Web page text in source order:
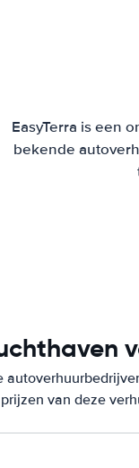
EasyTerra is een
bekende
van deze